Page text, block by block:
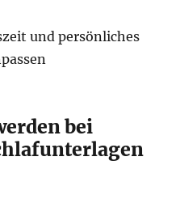
und persönliches
bei